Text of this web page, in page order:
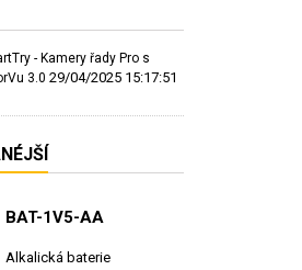
- Kamery řady Pro s
3.0 29/04/2025 15:17:51
BAT-1V5-AA
Alkalická baterie